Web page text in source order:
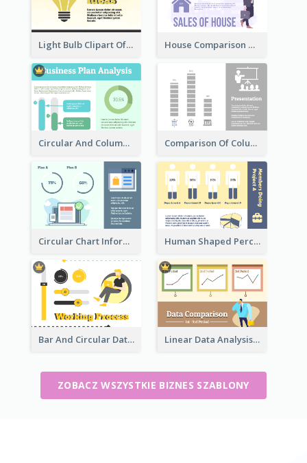
Light Bulb Clipart Of New Ideas House Comparison With Information
Circular And Column Information Comparison Of Column Clipart
Circular Chart Information Comparison Human Shaped Percentage
Bar And Circular Data Analysis Linear Data Analysis Comparison
ZOBACZ WSZYSTKIE BIZNES SZABLONY